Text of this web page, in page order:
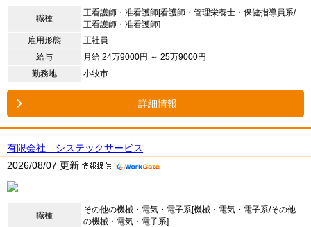
職種
正看護師・准看護師[看護師・管理栄養士・保健指導員系/
正看護師・准看護師]
雇用形態
正社員
給与
月給 24万9000円 ～ 25万9000円
勤務地
小牧市
詳細情報
有限会社 システックサービス
2026/08/07 更新
職種
その他の機械・電気・電子系[機械・電気・電子系/その他
の機械・電気・電子系]